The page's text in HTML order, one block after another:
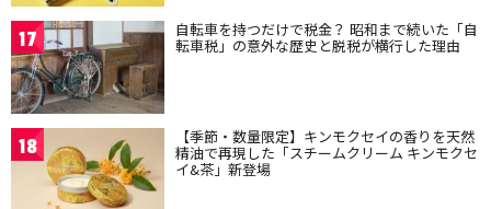
17 自転車を持つだけで税金？ 昭和まで続いた「自
転車税」の意外な歴史と脱税が横行した理由
18 【季節・数量限定】キンモクセイの香りを天然
精油で再現した「スチームクリーム キンモクセ
イ&茶」新登場